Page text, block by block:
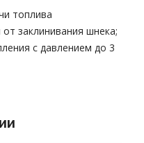
топлива
заклинивания шнека;
с давлением до 3